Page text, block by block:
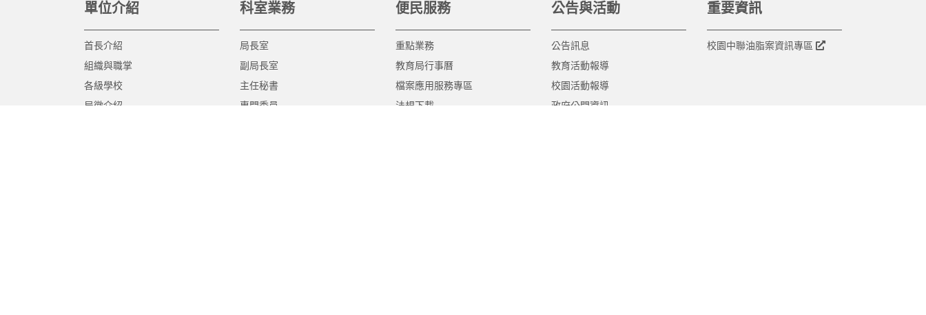
單位介紹
首長介紹
組織與職掌
各級學校
局徽介紹
科室業務
局長室
副局長室
主任秘書
專門委員
便民服務
重點業務
教育局行事曆
檔案應用服務專區
法規下載
公告與活動
公告訊息
教育活動報導
校園活動報導
政府公開資訊
重要資訊
校園中聯油脂案資訊專區